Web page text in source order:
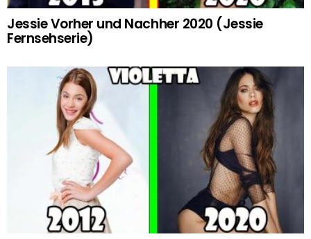
Jessie Vorher und Nachher 2020 (Jessie
Fernsehserie)